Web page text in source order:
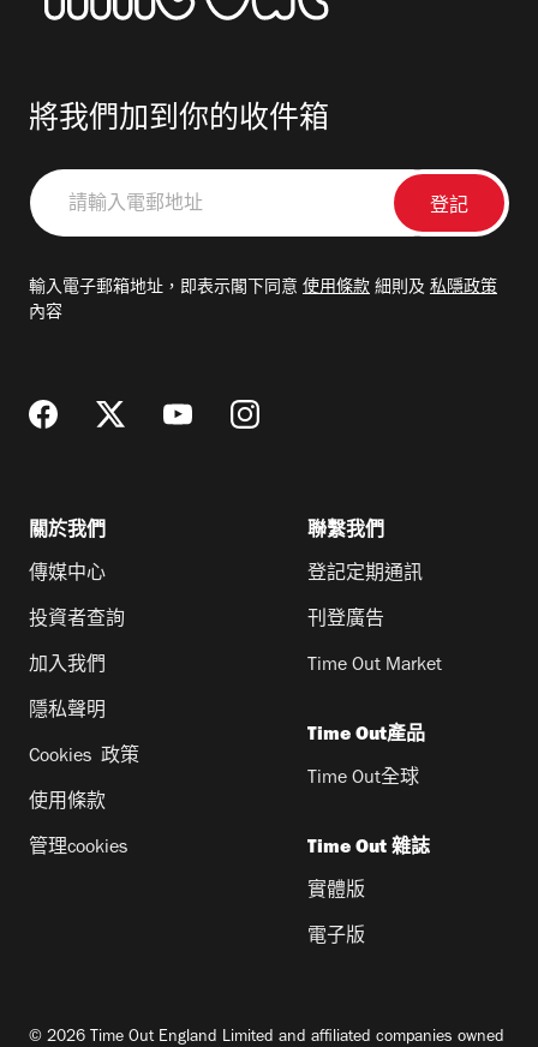
將我們加到你的收件箱
請
輸
郵
輸入電子郵箱地址，即表示閣下同意 使用條款 細則及 私隱政策
內容
關於我們
傳媒中心
投資者查詢
加入我們
隱私聲明
Cookies 政策
使用條款
管理cookies
聯繫我們
登記定期通訊
刊登廣告
Time Out Market
Time Out產品
Time Out全球
Time Out 雜誌
實體版
電子版
© 2026 Time Out England Limited and affiliated companies owned